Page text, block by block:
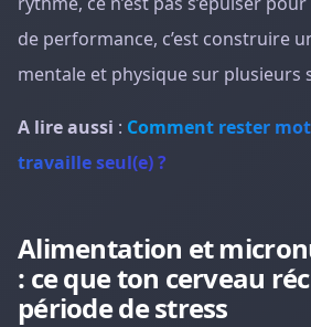
de performance, c’est construire
mentale et physique sur plusieurs
A lire aussi : Comment rester
travaille seul(e) ?
Alimentation et
: ce que ton cerveau
période de stress